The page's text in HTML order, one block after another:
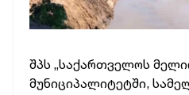
შპს „საქართველოს
მუნიციპალიტეტში,